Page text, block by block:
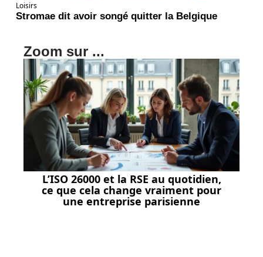
Loisirs
Stromae dit avoir songé quitter la Belgique
Zoom sur ...
L’ISO 26000 et la RSE au quotidien,
ce que cela change vraiment pour
une entreprise parisienne